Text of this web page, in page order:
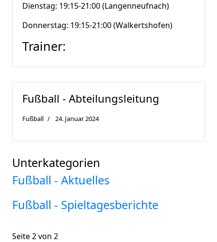
Dienstag: 19:15-21:00 (Langenneufnach)
Donnerstag: 19:15-21:00 (Walkertshofen)
Trainer:
Fußball - Abteilungsleitung
Fußball 24. Januar 2024
Unterkategorien
Fußball - Aktuelles
Fußball - Spieltagesberichte
Seite 2 von 2